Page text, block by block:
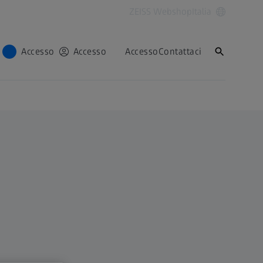
Accesso Accesso AccessoContattaci